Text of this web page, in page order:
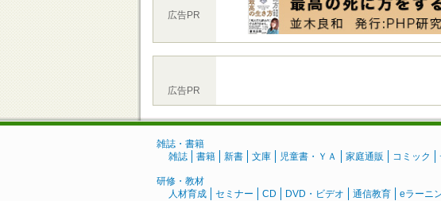
広告PR
広告PR
雑誌・書籍
雑誌
書籍 新書 文庫 児童書・ＹＡ 家庭通販 コミック
研修・教材
人材育成
セミナー CD DVD・ビデオ 通信教育 eラーニ